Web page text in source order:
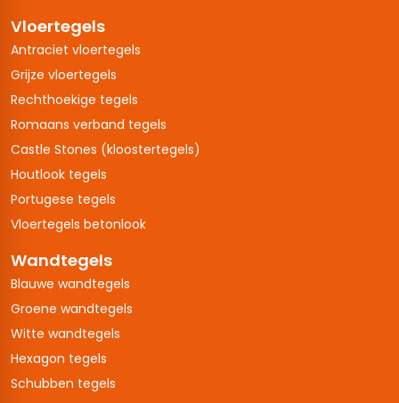
Vloertegels
Antraciet vloertegels
Grijze vloertegels
Rechthoekige tegels
Romaans verband tegels
Castle Stones (kloostertegels)
Houtlook tegels
Portugese tegels
Vloertegels betonlook
Wandtegels
Blauwe wandtegels
Groene wandtegels
Witte wandtegels
Hexagon tegels
Schubben tegels